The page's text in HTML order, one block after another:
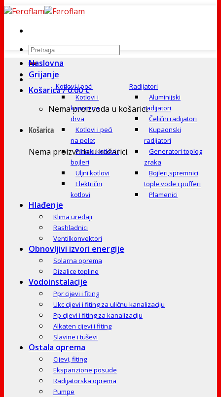
Pretraži:
Košarica /0.00€
Nema proizvoda u košarici.
Košarica
Nema proizvoda u košarici.
Naslovna
Grijanje
Kotlovi i peći
Kotlovi i
kamini na
drva
Kotlovi i peći
na pelet
Plinski kotlovi i
bojleri
Uljni kotlovi
Električni
kotlovi
Radijatori
Aluminijski
radijatori
Čelični radijatori
Kupaonski
radijatori
Generatori toplog
zraka
Bojleri,spremnici
tople vode i pufferi
Plamenici
Hlađenje
Klima uređaji
Rashladnici
Ventilkonvektori
Obnovljivi izvori energije
Solarna oprema
Dizalice topline
Vodoinstalacije
Ppr cijevi i fiting
Ukc cijevi i fiting za uličnu kanalizaciju
Pp cijevi i fiting za kanalizaciju
Alkaten cijevi i fiting
Slavine i tuševi
Ostala oprema
Cijevi, fiting
Ekspanzione posude
Radijatorska oprema
Pumpe